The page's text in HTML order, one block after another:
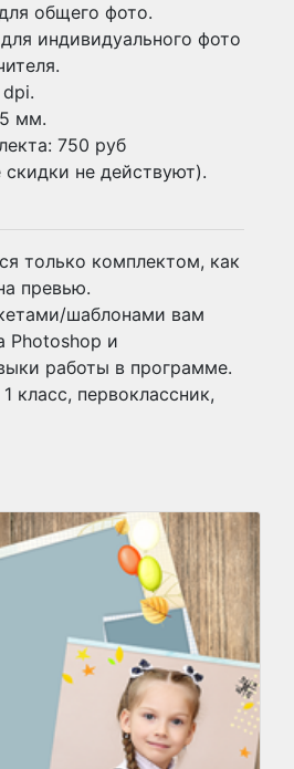
общего фото.
индивидуального фото
мм.
750 руб
не действуют).
только комплектом, как
превью.
шаблонами вам
Photoshop и
работы в программе.
класс, первоклассник,